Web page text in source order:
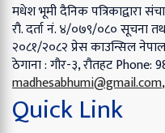
मधेश भूमी दैनिक पत्रिकाद्वारा
रौ. दर्ता नं. ४/०७९/०८०सूचना
२०८१/२०८२प्रेस काउन्सिल
ठेगाना : गौर-३, रौतहटPhone:
madhesabhumi@gmail.com,
Quick Link